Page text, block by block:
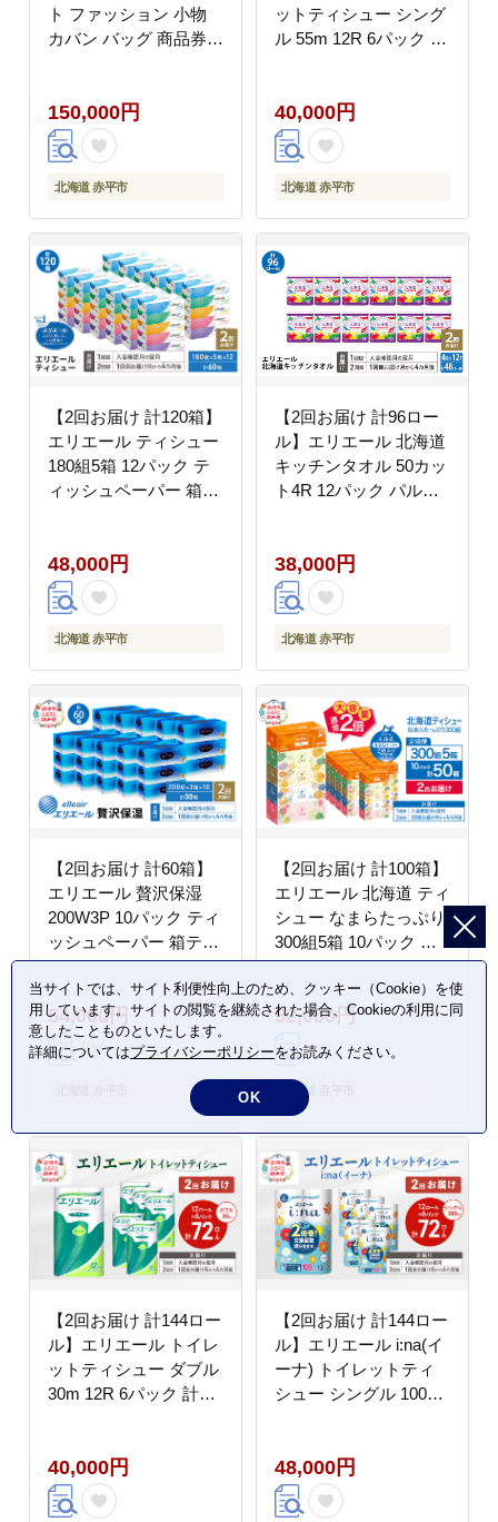
ト ファッション 小物
カバン バッグ 商品券
人が心を込めて手作り
なめしの革 いたがき
150,000円
北海道 赤平市
ットティシュー シング
ル 55m 12R 6パック ト
品 日用品 生活必需品
送料無料 赤平市 ストッ
ク
40,000円
北海道 赤平市
【2回お届け 計120箱】
エリエール ティシュー
180組5箱 12パック テ
ィッシュペーパー 箱テ
防災 常備品 備蓄品 消
耗品 日用品 生活必需品
送料無料 赤平市 ストッ
ク
48,000円
北海道 赤平市
【2回お届け 計96ロー
ル】エリエール 北海道
キッチンタオル 50カッ
ト4R 12パック パルプ
常備品 備蓄品 消耗品
日用品 生活必需品 送料
無料 赤平市 キッチン用
品
38,000円
北海道 赤平市
【2回お届け 計60箱】
エリエール 贅沢保湿
200W3P 10パック ティ
ッシュペーパー 箱ティ
ッシュ ボックスティッ
シュ 保湿成分配合 紙
まとめ買い 防災 常備品
備蓄品 消耗品 日用品
生活必需品 送料無料 赤
54,000円
【2回お届け 計100箱】
エリエール 北海道 ティ
シュー なまらたっぷり
300組5箱 10パック 大
容量 まとめ買い 防災
常備品 備蓄品 消耗品
日用品 生活必需品 送料
52,000円
北海道 赤平市
【2回お届け 計144ロー
ル】エリエール トイレ
ットティシュー ダブル
30m 12R 6パック 計72
とめ買い 防災 常備品
備蓄品 消耗品 日用品
生活必需品 送料無料 赤
40,000円
【2回お届け 計144ロー
ル】エリエール i:na(イ
ーナ) トイレットティ
シュー シングル 100m
ー 紙 防災 常備品 備蓄
品 消耗品 備蓄 日用品
生活必需品 送料無料 北
48,000円
当サイトでは、サイト利便性向上のため、クッキー（Cookie）を使
用しています。サイトの閲覧を継続された場合、Cookieの利用に同
意したことものといたします。
詳細についてはプライバシーポリシーをお読みください。
OK